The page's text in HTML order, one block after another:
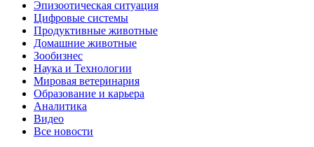
Эпизоотическая ситуация
Цифровые системы
Продуктивные животные
Домашние животные
Зообизнес
Наука и Технологии
Мировая ветеринария
Образование и карьера
Аналитика
Видео
Все новости